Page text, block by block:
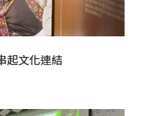
起文化連結